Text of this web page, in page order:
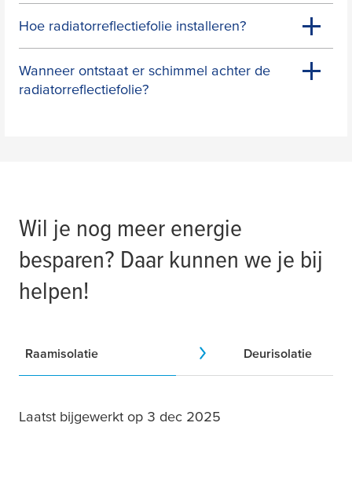
Hoe radiatorreflectiefolie installeren?
Wanneer ontstaat er schimmel achter de
radiatorreflectiefolie?
Wil je nog meer energie
besparen? Daar kunnen we je bij
helpen!
Raamisolatie Deurisolatie
Laatst bijgewerkt op 3 dec 2025